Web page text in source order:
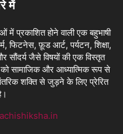
में
में प्रकाशित होने वाली एक बहुभाषी
फिटनेस, फ़ूड आर्ट, पर्यटन, शिक्षा,
जैसे विषयों की एक विस्तृत
को सामाजिक और आध्यात्मिक रूप से
शक्ति से जुड़ने के लिए प्रेरित